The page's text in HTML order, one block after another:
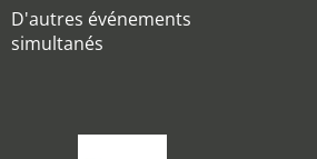
D'autres événements
simultanés